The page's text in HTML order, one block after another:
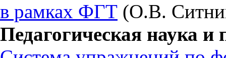
в рамках ФГТ (О.В.
Педагогическая наука и